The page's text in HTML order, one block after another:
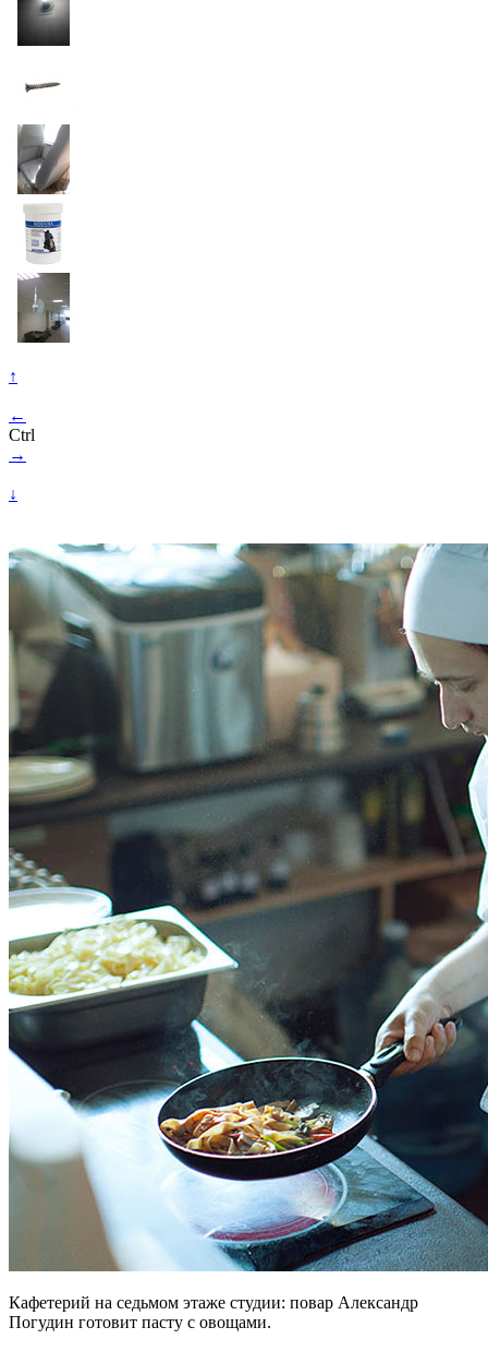
↑
←
Ctrl
→
↓
Кафетерий на седьмом этаже студии: повар Александр
Погудин готовит пасту с овощами.